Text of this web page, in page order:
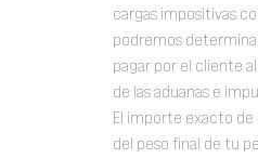
cargas impositivas
podremos
pagar por el cliente
de las aduanas e
El importe exacto
del peso final de tu